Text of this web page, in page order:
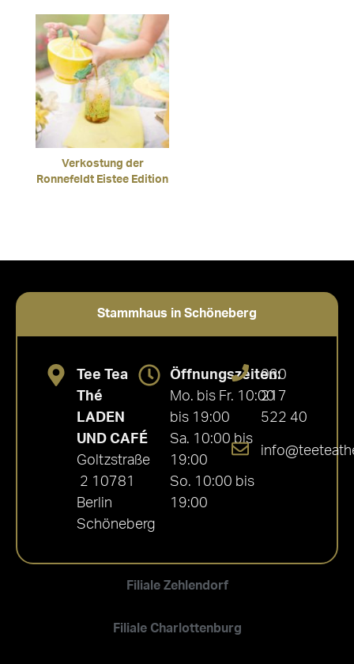
Verkostung der
Ronnefeldt Eistee Edition
Stammhaus in Schöneberg
Filiale Zehlendorf
Filiale Charlottenburg
Tee Tea
Thé
LADEN
UND CAFÉ
Goltzstraße
2 10781
Berlin
Schöneberg
Öffnungszeiten:
Mo. bis Fr. 10:00
bis 19:00
Sa. 10:00 bis
19:00
So. 10:00 bis
19:00
030
217
522 40